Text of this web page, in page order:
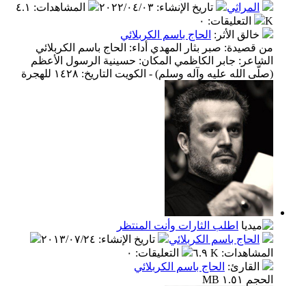
المراثي
تاريخ الإنشاء: ٢٠٢٢/٠٤/٠٣ المشاهدات: ٤.١
K
التعليقات: ٠
خالق الأثر : الحاج باسم الكربلائي
من قصيدة: صبر بثار المهدي أداء: الحاج باسم الكربلائي
الشاعر: جابر الكاظمي المكان: حسينية الرسول الأعظم
(صلّى الله عليه وآله وسلم) - الكويت التاريخ: ١٤٢٨ للهجرة
اطلب الثارات وأنت المنتظر
الحاج باسم الكربلائي
تاريخ الإنشاء: ٢٠١٣/٠٧/٢٤
المشاهدات: ٦.٩ K التعليقات: ٠
القارئ: الحاج باسم الكربلائي
الحجم ١.٥١ MB